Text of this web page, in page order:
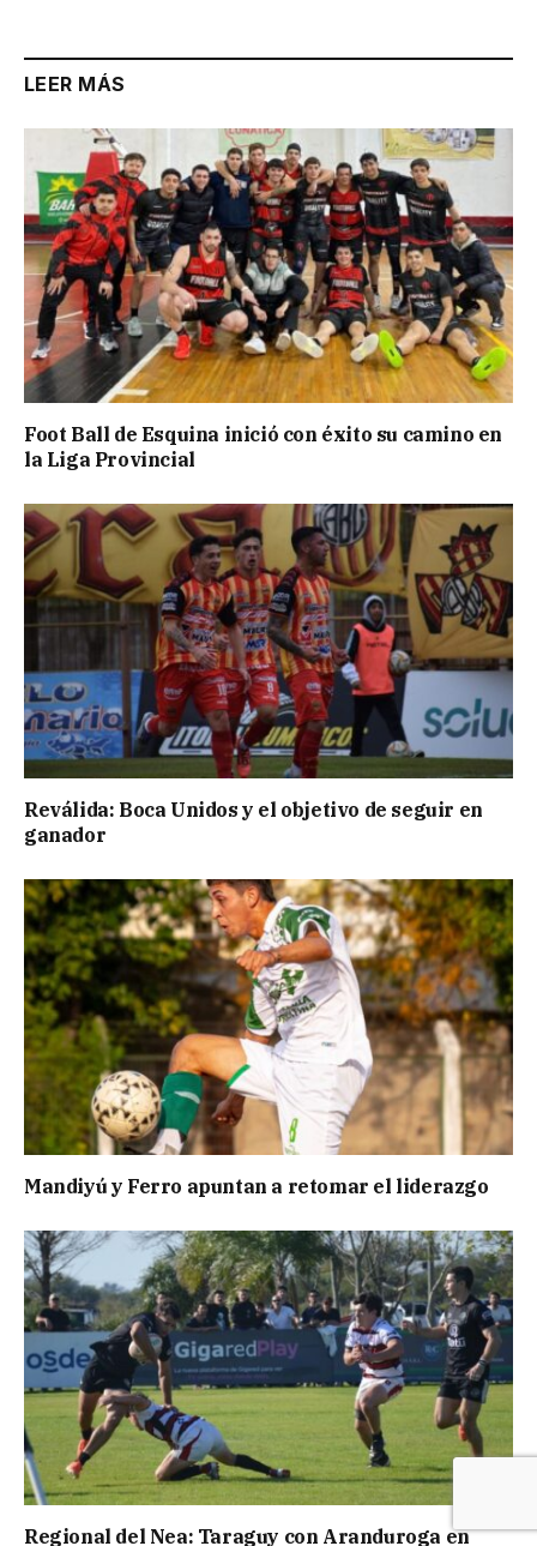
LEER MÁS
Foot Ball de Esquina inició con éxito su camino en
la Liga Provincial
Reválida: Boca Unidos y el objetivo de seguir en
ganador
Mandiyú y Ferro apuntan a retomar el liderazgo
Regional del Nea: Taraguy con Aranduroga en